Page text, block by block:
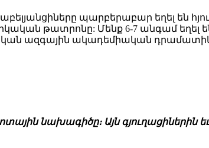
պարբերաբար եղել են
թատրոնը: Մենք 6-7 անգամ եղել
ազգային ակադեմիական
նախագիծը։ Այն գյուղացիներին եւ